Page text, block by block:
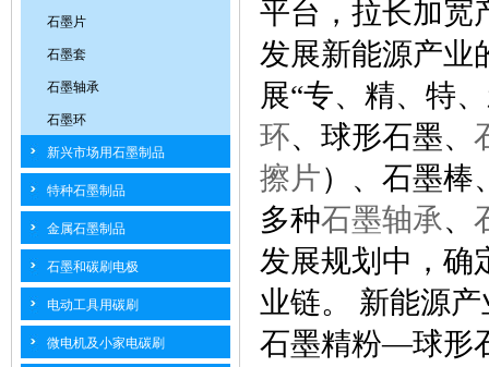
石墨片
石墨套
石墨轴承
石墨环
新兴市场用石墨制品
特种石墨制品
金属石墨制品
石墨和碳刷电极
电动工具用碳刷
微电机及小家电碳刷
平台，拉长加宽
发展新能源产业
展“专、精、特
环、球形石墨、
擦片）、石墨棒
多种石墨轴承、
发展规划中，确
业链。 新能源
石墨精粉—球形